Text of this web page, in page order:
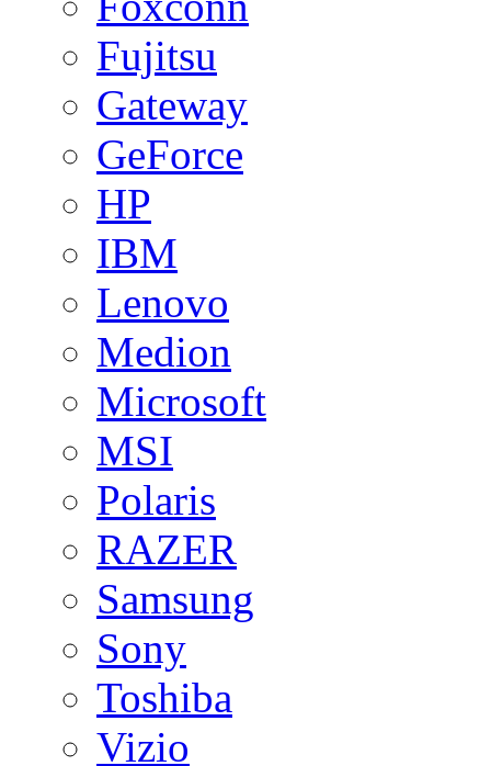
Fujitsu
Gateway
GeForce
HP
IBM
Lenovo
Medion
Microsoft
MSI
Polaris
RAZER
Samsung
Sony
Toshiba
Vizio